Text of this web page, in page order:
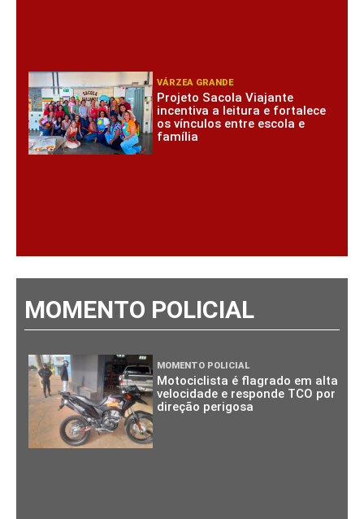
VÁRZEA GRANDE
Projeto Sacola Viajante
incentiva a leitura e fortalece
os vínculos entre escola e
família
MOMENTO POLICIAL
MOMENTO POLICIAL
Motociclista é flagrado em alta
velocidade e responde TCO por
direção perigosa